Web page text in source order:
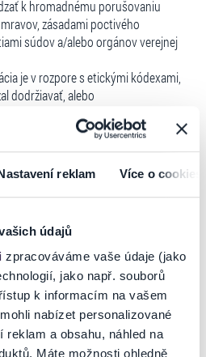
reklam Více o cookies
údajů
zpracováváme vaše údaje (jako
jako např. souborů
k informacím na vašem
nabízet personalizované
reklam a obsahu, náhled na
Máte možnosti ohledně
k hromadnému porušovaniu
zásadami poctivého
súdov a/alebo orgánov verejnej
je v rozpore s etickými kódexami,
dodržiavať, alebo
osôb vrátane
osôb, ich zamestnancov, ich
ich orgánov, alebo
zasahuje alebo môže zasahovať do
záujmov akýchkoľvek tretích osôb,
ohrozuje alebo poškodzuje dobrú
Prevádzkovateľa alebo s ním
obsahuje reklamu alebo obchodné
je podstatou ponúkaného Podujatia,
Podujatím, alebo
obsahuje reklamu alebo obchodné